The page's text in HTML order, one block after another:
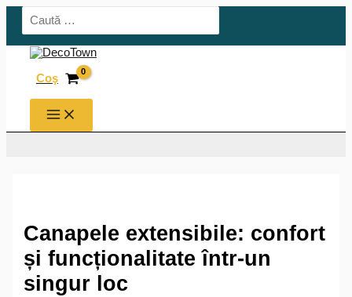
content
for:
Coş
MAIN
MENU
Canapele extensibile: confort
și funcționalitate într-un
singur loc